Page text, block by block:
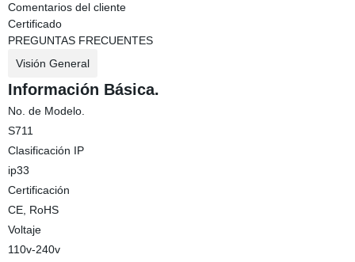
Comentarios del cliente
Certificado
PREGUNTAS FRECUENTES
Visión General
Información Básica.
No. de Modelo.
S711
Clasificación IP
ip33
Certificación
CE, RoHS
Voltaje
110v-240v